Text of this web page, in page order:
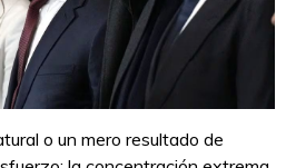
o un mero resultado de